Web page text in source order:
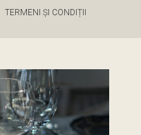
TERMENI ȘI CONDIȚII